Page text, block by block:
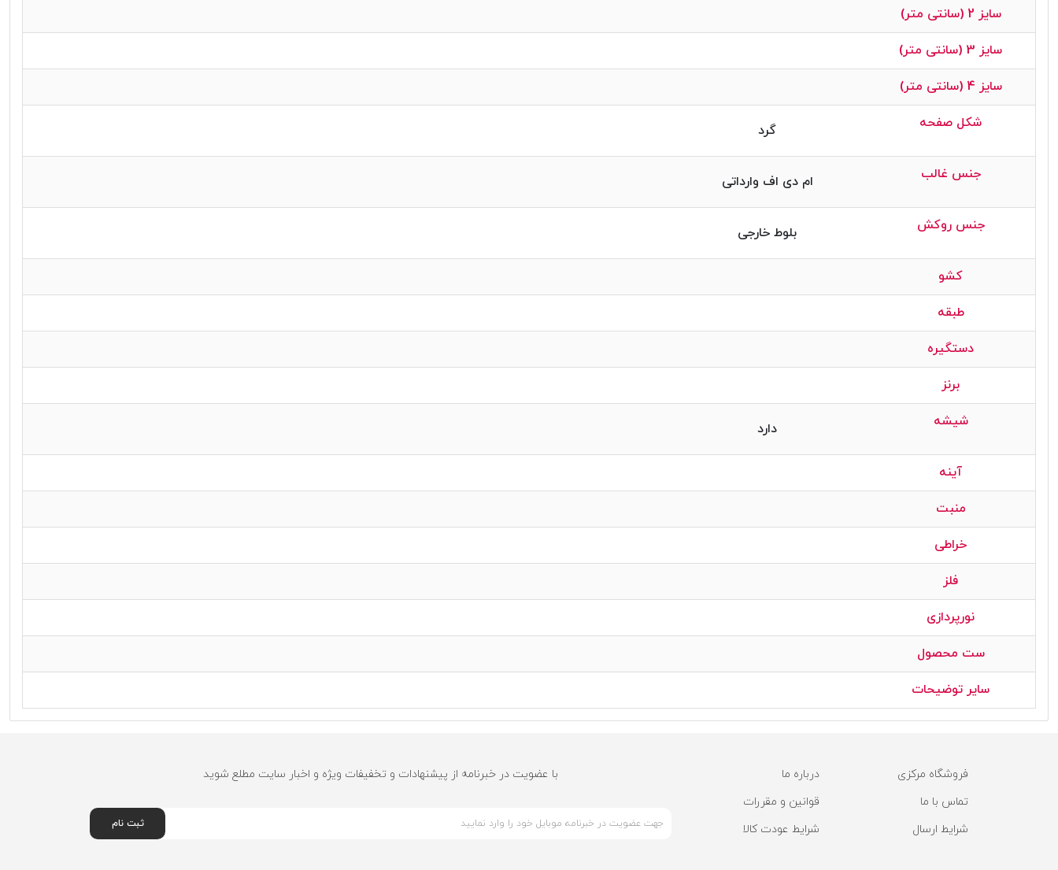
سایز 2 (سانتی متر)
سایز 3 (سانتی متر)
سایز 4 (سانتی متر)
شکل صفحه گرد
جنس غالب ام دی اف وارداتی
جنس روکش بلوط خارجی
کشو
طبقه
دستگیره
برنز
شیشه دارد
آینه
منبت
خراطی
فلز
نورپردازی
ست محصول
سایر توضیحات
فروشگاه مرکزی
درباره ما
تماس با ما
قوانین و مقررات
شرایط ارسال
شرایط عودت کالا
با عضویت در خبرنامه از پیشنهادات و تخفیفات ویژه و اخبار سایت مطلع شوید
ثبت نام